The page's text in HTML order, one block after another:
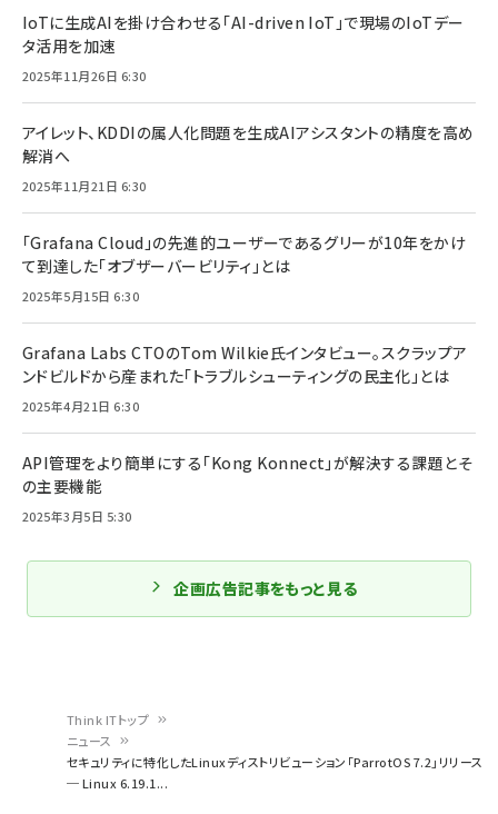
Think ITトップ
ニュース
セキュリティに特化したLinuxディストリビューション「ParrotOS 7.2」リリース
─ Linux 6.19.1...
IoTに生成AIを掛け合わせる「AI-driven IoT」で現場のIoTデー
タ活用を加速
2025年11月26日 6:30
アイレット、KDDIの属人化問題を生成AIアシスタントの精度を高め
解消へ
2025年11月21日 6:30
「Grafana Cloud」の先進的ユーザーであるグリーが10年をかけ
て到達した「オブザーバービリティ」とは
2025年5月15日 6:30
Grafana Labs CTOのTom Wilkie氏インタビュー。スクラップア
ンドビルドから産まれた「トラブルシューティングの民主化」とは
2025年4月21日 6:30
API管理をより簡単にする「Kong Konnect」が解決する課題とそ
の主要機能
2025年3月5日 5:30
企画広告記事をもっと見る